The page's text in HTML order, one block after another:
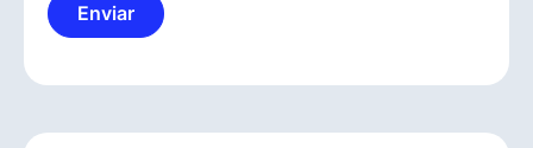
Enviar